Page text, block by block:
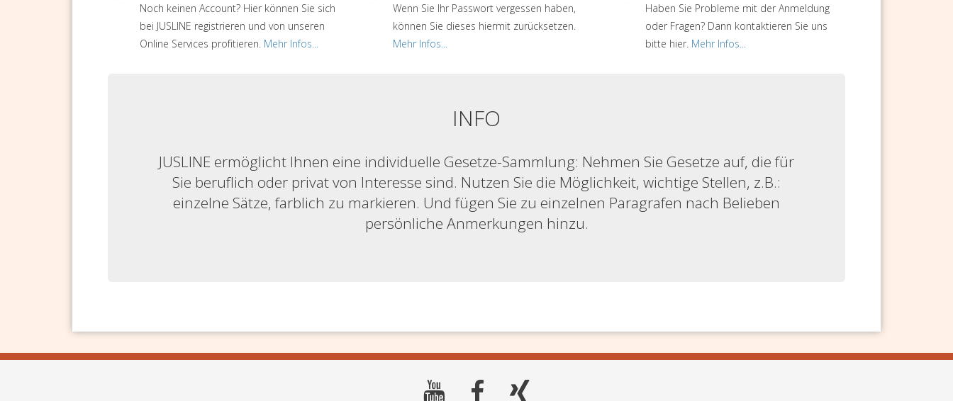
Noch keinen Account? Hier können Sie sich
bei JUSLINE registrieren und von unseren
Online Services profitieren. Mehr Infos...
Wenn Sie Ihr Passwort vergessen haben,
können Sie dieses hiermit zurücksetzen.
Mehr Infos...
Haben Sie Probleme mit der Anmeldung
oder Fragen? Dann kontaktieren Sie uns
bitte hier. Mehr Infos...
INFO
JUSLINE ermöglicht Ihnen eine individuelle Gesetze-Sammlung: Nehmen Sie Gesetze auf, die für
Sie beruflich oder privat von Interesse sind. Nutzen Sie die Möglichkeit, wichtige Stellen, z.B.:
einzelne Sätze, farblich zu markieren. Und fügen Sie zu einzelnen Paragrafen nach Belieben
persönliche Anmerkungen hinzu.